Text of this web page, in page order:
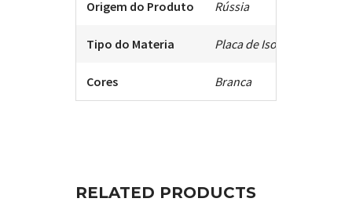
Origem do Produto Rússia
Tipo do Materia Placa de Isopor Prensada
Cores Branca
RELATED PRODUCTS